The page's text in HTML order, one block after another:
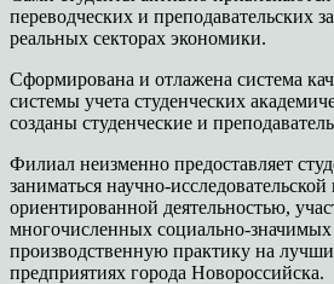
переводческих и преподавательских
реальных секторах экономики.
Сформирована и отлажена система
системы учета студенческих
созданы студенческие и
Филиал неизменно предоставляет
заниматься научно-
ориентированной деятельностью,
многочисленных социально-
производственную практику на
предприятиях города Новороссийска.